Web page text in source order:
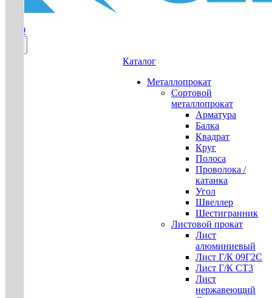
0
Каталог
Металлопрокат
Сортовой
металлопрокат
Арматура
Балка
Квадрат
Круг
Полоса
Проволока /
катанка
Угол
Швеллер
Шестигранник
Листовой прокат
Лист
алюминиевый
Лист Г/К 09Г2С
Лист Г/К СТ3
Лист
нержавеющий